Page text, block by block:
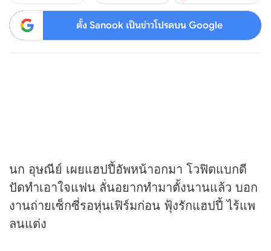
ตั้ง Sanook เป็นข่าวโปรดบน Google
นก อุษณีย์ เผยแฮปปี้อัพหน้าอกมา โวฟิตแบกดี
ปัดทำเอาใจแฟน ลั่นอยากทำมาตั้งนานแล้ว บอก
งานถ่ายเซ็กซี่รอหุ่นเฟิร์มก่อน ฟุ้งรักแฮปปี้ ไร้แพ
ลนแต่ง